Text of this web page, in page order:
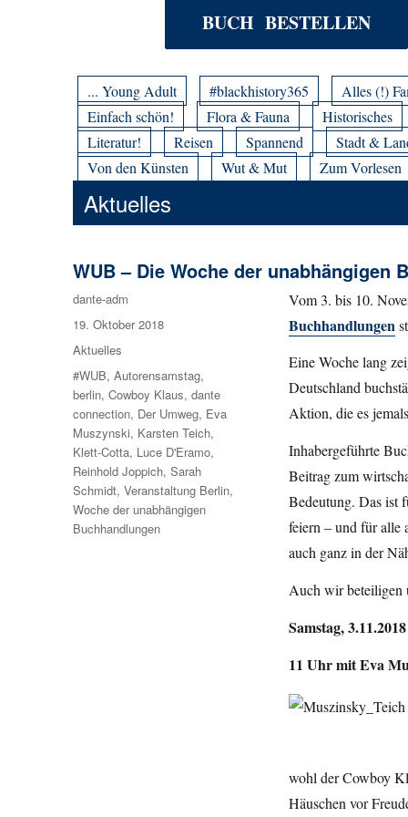
BUCH BESTELLEN
... Young Adult #blackhistory365
Alles (!)
Einfach schön!
Flora & Fauna
Historisches
Literatur!
Reisen Spannend
Stadt &
Von den Künsten
Wut & Mut Zum Vorlesen
Aktuelles
WUB – Die Woche der unabhängigen
Vom 3. bis 10.
Buchhandlungen
Eine Woche lang
Deutschland
Aktion, die es
Inhabergeführte
Beitrag zum
Bedeutung. Das ist
feiern – und für alle
auch ganz in der
Auch wir beteiligen
Samstag,
11 Uhr mit Eva
wohl der Cowboy
Häuschen vor
Autor
dante-adm
Veröffentlicht
am
19. Oktober 2018
Kategorien
Aktuelles
Schlagwörter
#WUB,Autorensamstag,
berlin,Cowboy Klaus,dante
connection, Der Umweg, Eva
Muszynski, Karsten Teich,
Klett-Cotta, Luce D'Eramo,
Reinhold Joppich,Sarah
Schmidt,Veranstaltung Berlin,
Woche der unabhängigen
Buchhandlungen